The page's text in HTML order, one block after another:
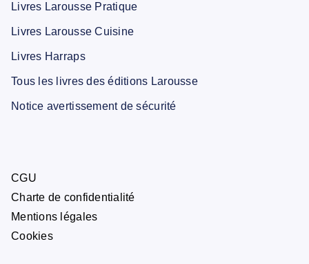
Livres Larousse Pratique
Livres Larousse Cuisine
Livres Harraps
Tous les livres des éditions Larousse
Notice avertissement de sécurité
CGU
Charte de confidentialité
Mentions légales
Cookies